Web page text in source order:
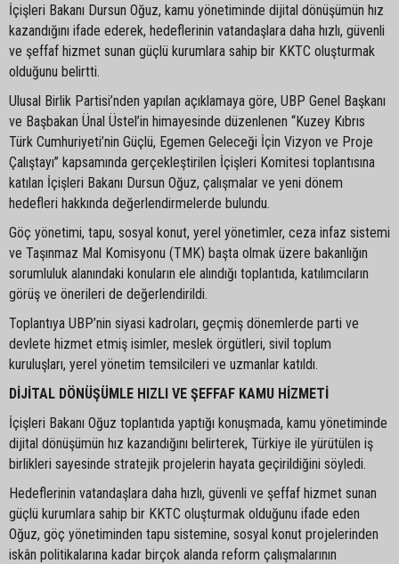
İçişleri Bakanı Dursun Oğuz, kamu yönetiminde dijital dönüşümün hız
kazandığını ifade ederek, hedeflerinin vatandaşlara daha hızlı, güvenli
ve şeffaf hizmet sunan güçlü kurumlara sahip bir KKTC oluşturmak
olduğunu belirtti.
Ulusal Birlik Partisi’nden yapılan açıklamaya göre, UBP Genel Başkanı
ve Başbakan Ünal Üstel’in himayesinde düzenlenen “Kuzey Kıbrıs
Türk Cumhuriyeti’nin Güçlü, Egemen Geleceği İçin Vizyon ve Proje
Çalıştayı” kapsamında gerçekleştirilen İçişleri Komitesi toplantısına
katılan İçişleri Bakanı Dursun Oğuz, çalışmalar ve yeni dönem
hedefleri hakkında değerlendirmelerde bulundu.
Göç yönetimi, tapu, sosyal konut, yerel yönetimler, ceza infaz sistemi
ve Taşınmaz Mal Komisyonu (TMK) başta olmak üzere bakanlığın
sorumluluk alanındaki konuların ele alındığı toplantıda, katılımcıların
görüş ve önerileri de değerlendirildi.
Toplantıya UBP’nin siyasi kadroları, geçmiş dönemlerde parti ve
devlete hizmet etmiş isimler, meslek örgütleri, sivil toplum
kuruluşları, yerel yönetim temsilcileri ve uzmanlar katıldı.
DİJİTAL DÖNÜŞÜMLE HIZLI VE ŞEFFAF KAMU HİZMETİ
İçişleri Bakanı Oğuz toplantıda yaptığı konuşmada, kamu yönetiminde
dijital dönüşümün hız kazandığını belirterek, Türkiye ile yürütülen iş
birlikleri sayesinde stratejik projelerin hayata geçirildiğini söyledi.
Hedeflerinin vatandaşlara daha hızlı, güvenli ve şeffaf hizmet sunan
güçlü kurumlara sahip bir KKTC oluşturmak olduğunu ifade eden
Oğuz, göç yönetiminden tapu sistemine, sosyal konut projelerinden
iskân politikalarına kadar birçok alanda reform çalışmalarının